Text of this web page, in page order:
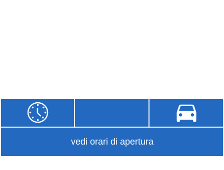
vedi orari di apertura